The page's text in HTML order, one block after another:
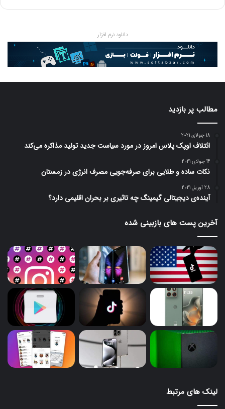
دانلود نرم افزار
مطالب پر بازدید
18 جولای 2021
ائتلاف اوپک پلاس امروز در مورد سیاست جدید تولید مذاکره می‌کند
14 جولای 2021
نکات ساده و طلایی برای صرفه‌جویی مصرف انرژی در زمستان
28 آوریل 2021
آینده‌ی دیجیتالی گیمینگ چه تاثیری بر بحران اقلیمی دارد؟
آخرین پست های بازبینی شده
لینک های مرتبط